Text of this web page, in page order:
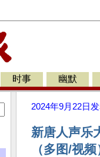
时事 幽默
2024年9月22日
新唐人声乐
（多图/视频